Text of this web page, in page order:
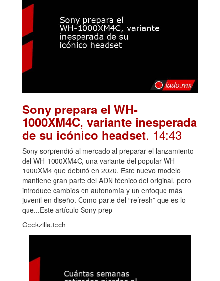
Sony prepara el WH-
1000XM4C, variante inesperada
de su icónico headset. 14:43
Sony sorprendió al mercado al preparar el lanzamiento
del WH-1000XM4C, una variante del popular WH-
1000XM4 que debutó en 2020. Este nuevo modelo
mantiene gran parte del ADN técnico del original, pero
introduce cambios en autonomía y un enfoque más
juvenil en diseño. Como parte del “refresh” que es lo
que...Este artículo Sony prep
Geekzilla.tech